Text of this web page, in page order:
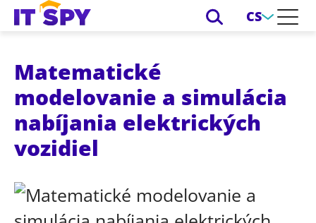
CS
Matematické
modelovanie a simulácia
nabíjania elektrických
vozidiel